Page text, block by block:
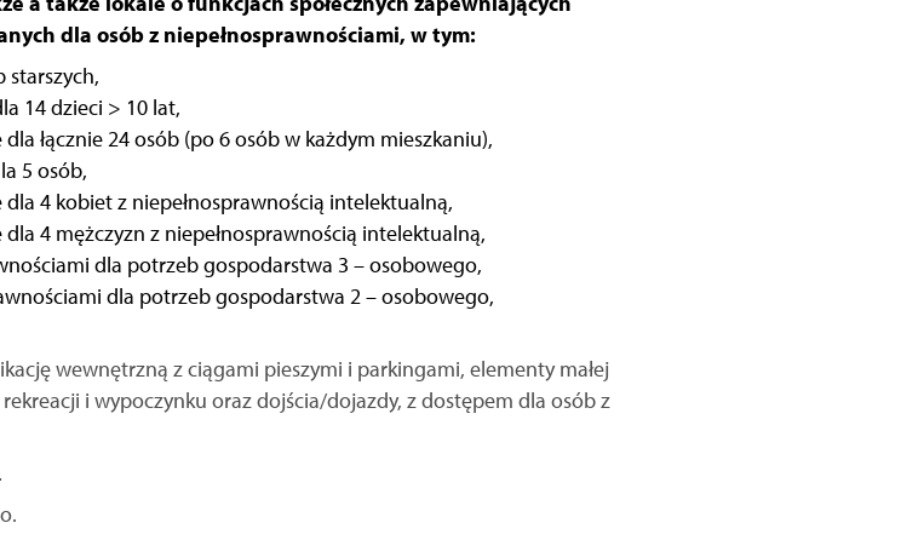
dla osób z niepełnosprawnościami, w tym:
starszych,
14 dzieci > 10 lat,
łącznie 24 osób (po 6 osób w każdym mieszkaniu),
5 osób,
4 kobiet z niepełnosprawnością intelektualną,
4 mężczyzn z niepełnosprawnością intelektualną,
dla potrzeb gospodarstwa 3 – osobowego,
dla potrzeb gospodarstwa 2 – osobowego,
wewnętrzną z ciągami pieszymi i parkingami, elementy małej
i wypoczynku oraz dojścia/dojazdy, z dostępem dla osób z